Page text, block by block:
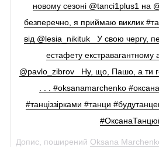
новому сезоні @tanci1plus1 на
безперечно, я приймаю виклик
від @lesia_nikituk У свою чергу,
естафету екстравагантному
@pavlo_zibrov Ну, що, Пашо, а ти
. . . #oksanamarchenko
#танціззірками #танци
Допис, поширений Oksana